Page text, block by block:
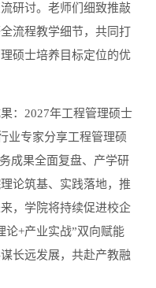
研讨。老师们细致推敲
流程教学细节，共同打
硕士培养目标定位的优
：2027年工程管理硕士
业专家分享工程管理硕
成果全面复盘、产学研
论筑基、实践落地，推
，学院将持续促进校企
论+产业实战”双向赋能
长远发展，共赴产教融